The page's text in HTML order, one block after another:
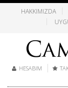
HAKKIMIZDA
HESABIM